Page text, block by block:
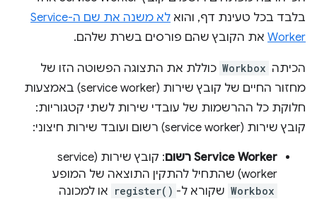
בלבד בכל טעינת דף, והוא
לא משנה את שם ה-Service
Worker את הקובץ שהם פורסים בשרת שלהם.
הכיתה Workbox כוללת את התצוגה הפשוטה הזו של
מחזור החיים של קובץ שירות (service worker) באמצעות
חלוקת כל ההרשמות של עובדי שירות לשתי קטגוריות:
קובץ שירות (service worker) רשום ועובד שירות חיצוני:
Service Worker רשום
: קובץ שירות (service
worker) שהתחיל להתקין התוצאה של המופע
Workbox שקורא ל- register() או למכונה